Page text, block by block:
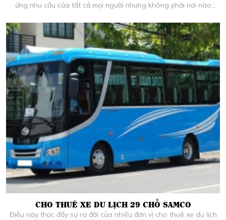
ứng nhu cầu của tất cả mọi người nhưng không phải nơi nào
lịch tại TP.HCM bạn cần phải tìm hiểu kỹ càng.
CHO THUÊ XE DU LỊCH 29 CHỖ SAMCO
Điều này thúc đẩy sự ra đời của nhiều đơn vị cho thuê xe du lịch